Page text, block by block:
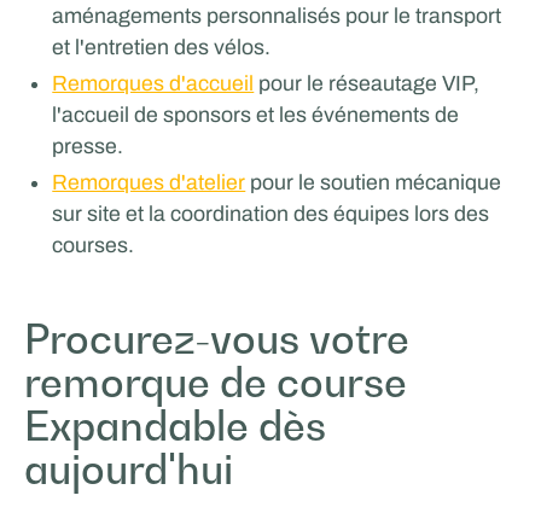
aménagements personnalisés pour le transport
et l'entretien des vélos.
Remorques d'accueil pour le réseautage VIP,
l'accueil de sponsors et les événements de
presse.
Remorques d'atelier pour le soutien mécanique
sur site et la coordination des équipes lors des
courses.
Procurez-vous votre
remorque de course
Expandable dès
aujourd'hui